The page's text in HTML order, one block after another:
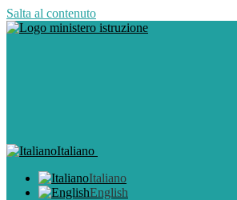
Salta al contenuto
Italiano
Italiano
English